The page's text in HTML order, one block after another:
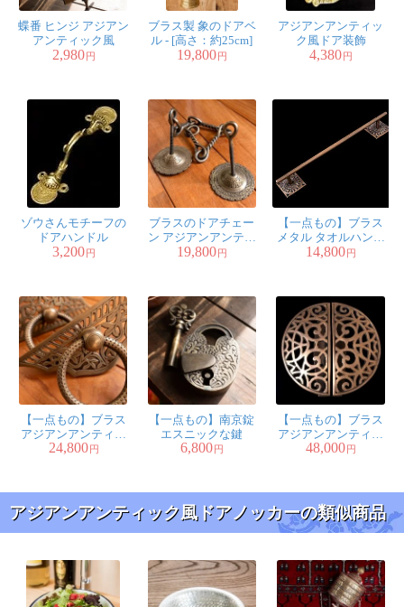
蝶番 ヒンジ アジアン
アンティック風
2,980円
ブラス製 象のドアベ
ル - [高さ：約25cm]
19,800円
アジアンアンティッ
ク風ドア装飾
4,380円
ゾウさんモチーフの
ドアハンドル
3,200円
ブラスのドアチェー
ン アジアンアンティ
ック風
19,800円
【一点もの】ブラス
メタル タオルハンガ
ー
14,800円
【一点もの】ブラス
アジアンアンティッ
ク風ドアハンドル
24,800 円
【一点もの】南京錠
エスニックな鍵
6,800 円
【一点もの】ブラス
アジアンアンティッ
ク風ドアハンドル
48,000 円
アジアンアンティック風ドアノッカーの類似商品